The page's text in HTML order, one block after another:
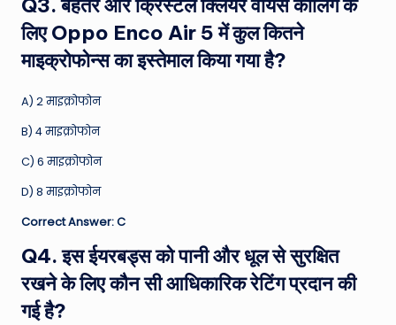
Q3. बेहतर और क्रिस्टल क्लियर वॉयस कॉलिंग के
लिए Oppo Enco Air 5 में कुल कितने
माइक्रोफोन्स का इस्तेमाल किया गया है?
A) 2 माइक्रोफोन
B) 4 माइक्रोफोन
C) 6 माइक्रोफोन
D) 8 माइक्रोफोन
Correct Answer: C
Q4. इस ईयरबड्स को पानी और धूल से सुरक्षित
रखने के लिए कौन सी आधिकारिक रेटिंग प्रदान की
गई है?